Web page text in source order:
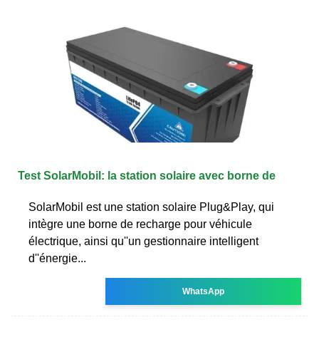
Test SolarMobil: la station solaire avec borne de
SolarMobil est une station solaire Plug&Play, qui
intègre une borne de recharge pour véhicule
électrique, ainsi qu''un gestionnaire intelligent
d''énergie...
WhatsApp